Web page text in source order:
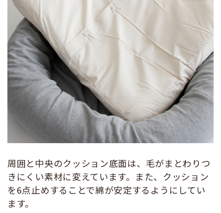
周囲と中央のクッション底面は、毛がまとわりつ
きにくい素材に変えています。また、クッション
を6点止めすることで綿が安定するようにしてい
ます。